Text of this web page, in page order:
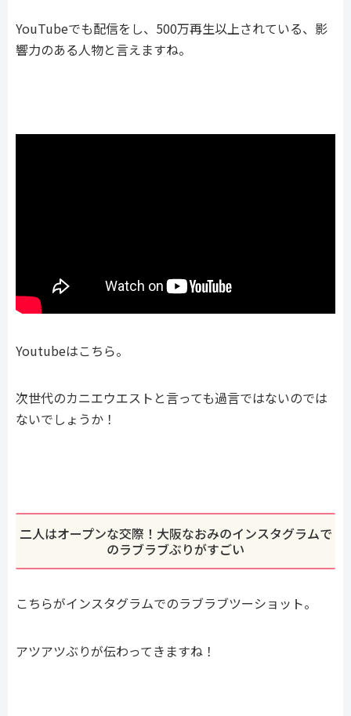
YouTubeでも配信をし、500万再生以上されている、影
響力のある人物と言えますね。
Youtubeはこちら。
次世代のカニエウエストと言っても過言ではないのでは
ないでしょうか！
二人はオープンな交際！大阪なおみのインスタグラムで
のラブラブぶりがすごい
こちらがインスタグラムでのラブラブツーショット。
アツアツぶりが伝わってきますね！